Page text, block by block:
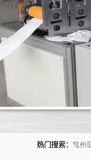
热门搜索：